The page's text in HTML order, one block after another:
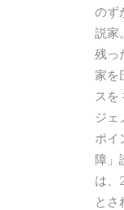
のず
説家
残っ
家を
スを
ジェ
ポイ
障」
は、
とさ